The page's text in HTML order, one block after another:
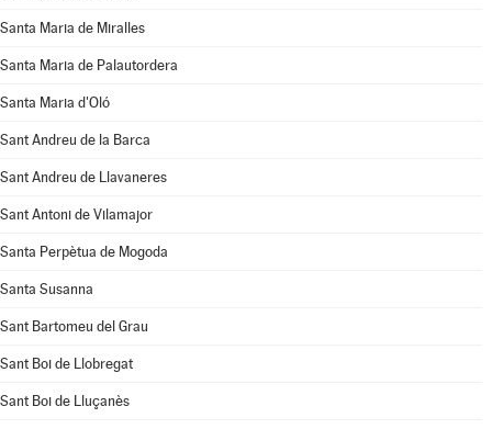
Santa Maria de Miralles
Santa Maria de Palautordera
Santa Maria d'Oló
Sant Andreu de la Barca
Sant Andreu de Llavaneres
Sant Antoni de Vilamajor
Santa Perpètua de Mogoda
Santa Susanna
Sant Bartomeu del Grau
Sant Boi de Llobregat
Sant Boi de Lluçanès